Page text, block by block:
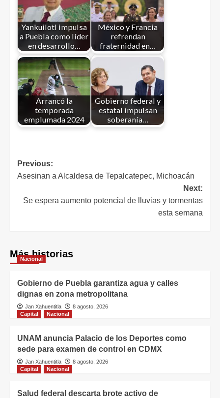
Yankuilotl impulsa
a Puebla como líder
en desarrollo…
México y Francia
refrendan
fraternidad en…
Arrancó la
temporada
emplumada 2024
Gobierno federal y
estatal impulsan
soberanía…
Previous:
Asesinan a Alcaldesa de Tepalcatepec, Michoacán
Next:
Se espera aumento potencial de lluvias y tormentas
esta semana
Más historias
Nacional
Gobierno de Puebla garantiza agua y calles
dignas en zona metropolitana
Jan Xahuentitla
8 agosto, 2026
Capital
Nacional
UNAM anuncia Palacio de los Deportes como
sede para examen de control en CDMX
Jan Xahuentitla
8 agosto, 2026
Capital
Nacional
Salud federal descarta brote activo de